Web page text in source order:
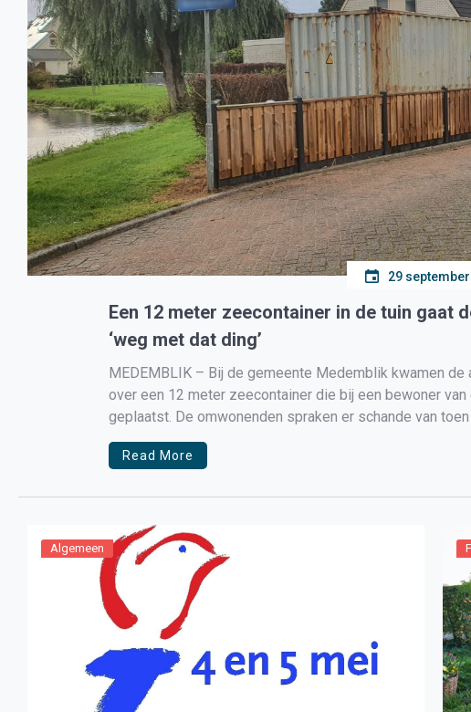
29 september
Een 12 meter zeecontainer in de tuin gaat
‘weg met dat ding’
MEDEMBLIK – Bij de gemeente Medemblik kwamen
over een 12 meter zeecontainer die bij een bewoner
geplaatst. De omwonenden spraken er schande van
neergezet. De gemeente Medemblik laat […]
Read More
Algemeen